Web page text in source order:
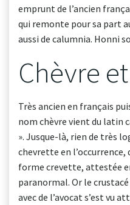
emprunt de l’ancien
qui remonte pour sa part
aussi de calumnia. Honni
Chèvre
Très ancien en français
nom chèvre vient du latin
». Jusque-là, rien de très
chevrette en
forme crevette, attestée
paranormal. Or le
avec de l’avocat s’est vu